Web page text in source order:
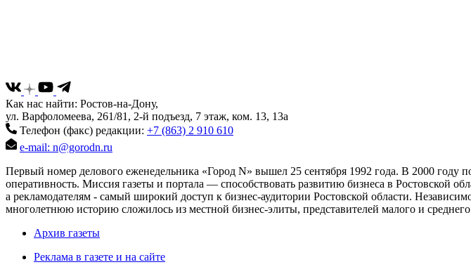
Как нас найти: Ростов-на-Дону,
ул. Варфоломеева, 261/81, 2-й подъезд, 7 этаж, ком. 13, 13а
Телефон (факс) редакции: +7 (863) 2 910 610
e-mail: n@gorodn.ru
Первый номер делового еженедельника «Город N» вышел 25 сентября 1992 года. В 2000 году
оперативность. Миссия газеты и портала — способствовать развитию бизнеса в Ростовской
а рекламодателям - самый широкий доступ к бизнес-аудитории Ростовской области.
многолетнюю историю сложилось из местной бизнес-элиты, представителей малого и
Архив газеты
Реклама в газете и на сайте